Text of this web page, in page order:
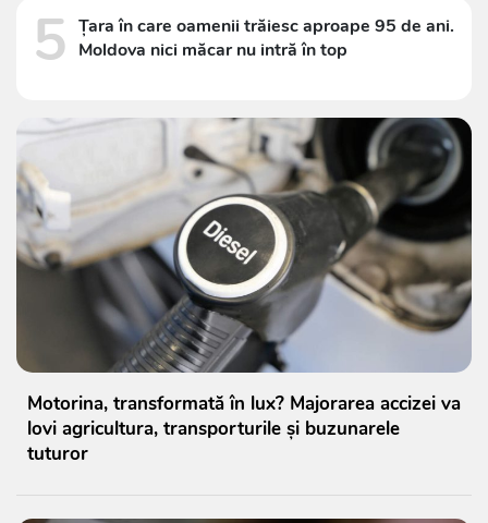
5 Țara în care oamenii trăiesc aproape 95 de ani.
Moldova nici măcar nu intră în top
Motorina, transformată în lux? Majorarea accizei va
lovi agricultura, transporturile și buzunarele
tuturor